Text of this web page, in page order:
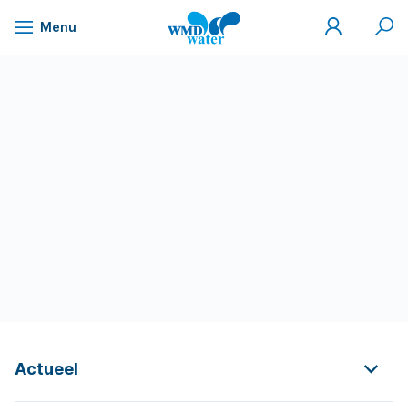
Naar
Menu
WMD
Drinkwater
Mijn
WMD
Zoek
Actueel